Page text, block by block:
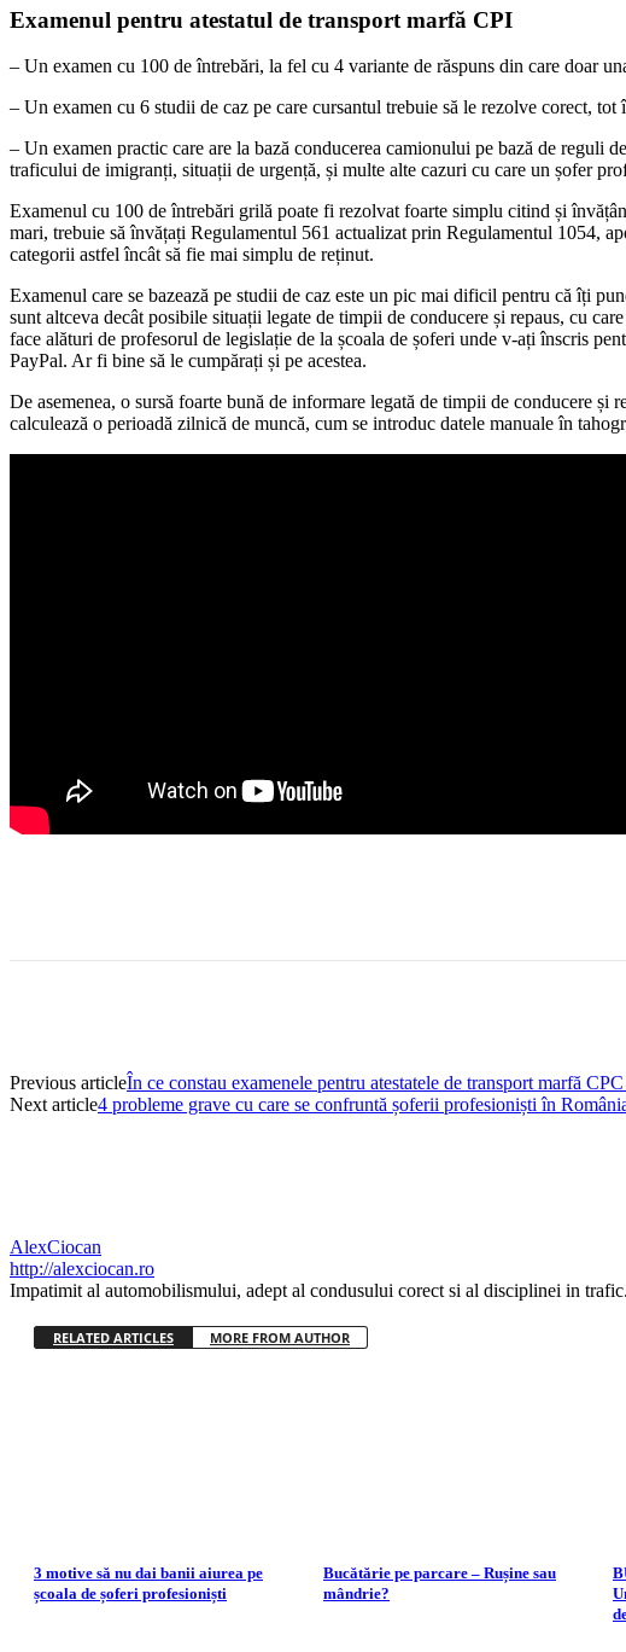
Examenul pentru atestatul de transport marfă CPI
– Un examen cu 100 de întrebări, la fel cu 4 variante de răspuns din care doar
– Un examen cu 6 studii de caz pe care cursantul trebuie să le rezolve corect,
– Un examen practic care are la bază conducerea camionului pe bază de reguli
traficului de imigranți, situații de urgență, și multe alte cazuri cu care un șofer
Examenul cu 100 de întrebări grilă poate fi rezolvat foarte simplu citind și
mari, trebuie să învățați Regulamentul 561 actualizat prin Regulamentul 1054,
categorii astfel încât să fie mai simplu de reținut.
Examenul care se bazează pe studii de caz este un pic mai dificil pentru că îți
sunt altceva decât posibile situații legate de timpii de conducere și repaus, cu
face alături de profesorul de legislație de la școala de șoferi unde v-ați înscris
PayPal. Ar fi bine să le cumpărați și pe acestea.
De asemenea, o sursă foarte bună de informare legată de timpii de conducere
calculează o perioadă zilnică de muncă, cum se introduc datele manuale în
Previous articleÎn ce constau examenele pentru atestatele de transport marfă
Next article4 probleme grave cu care se confruntă șoferii profesioniști în
AlexCiocan
http://alexciocan.ro
Impatimit al automobilismului, adept al condusului corect si al disciplinei in trafic.
RELATED ARTICLES MORE FROM AUTHOR
3 motive să nu dai banii aiurea pe
școala de șoferi profesioniști
Bucătărie pe parcare – Rușine sau
mândrie?